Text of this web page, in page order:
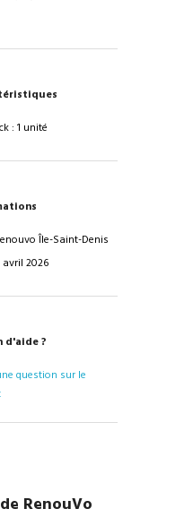
: 1 unité
Île-Saint-Denis
avril 2026
d'aide ?
question sur le
RenouVo